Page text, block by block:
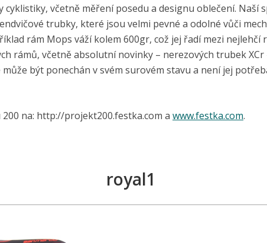
cyklistiky, včetně měření posedu a designu oblečení.
trubky, které jsou velmi pevné a odolné vůči
rám Mops váží kolem 600gr, což jej řadí mezi nejlehčí
rámů, včetně absolutní novinky – nerezových trubek
být ponechán v svém surovém stavu a není jej
200 na: http://projekt200.festka.com a www.festka.com.
royal1